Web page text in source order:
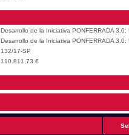
Desarrollo de la Iniciativa PONFERRADA
Desarrollo de la Iniciativa PONFERRADA
132/17-SP
110.811,73 €